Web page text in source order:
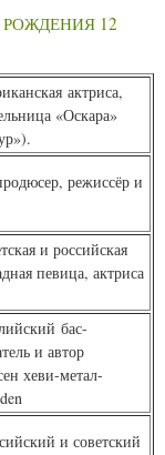
12
актриса,
«Оскара»
режиссёр и
и российская
певица, актриса
бас-
и автор
хеви-метал-
и советский